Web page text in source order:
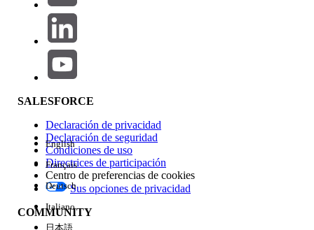
Área de productos
Repercusión de función
Edición
SALESFORCE
Declaración de privacidad
Declaración de seguridad
Condiciones de uso
Directrices de participación
Centro de preferencias de cookies
Sus opciones de privacidad
COMMUNITY
English
Français
Deutsch
Italiano
日本語